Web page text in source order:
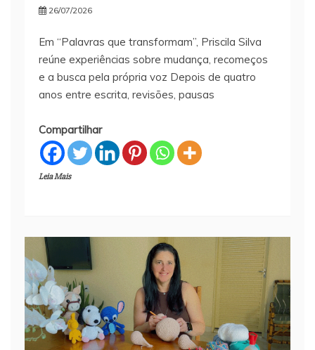
26/07/2026
Em “Palavras que transformam”, Priscila Silva
reúne experiências sobre mudança, recomeços
e a busca pela própria voz Depois de quatro
anos entre escrita, revisões, pausas
Compartilhar
Leia Mais